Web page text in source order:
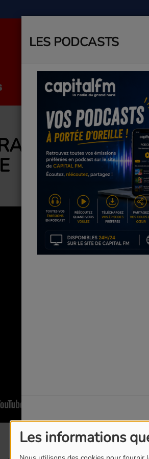
Les informations
LA RADIO
feat.
LES PODCASTS